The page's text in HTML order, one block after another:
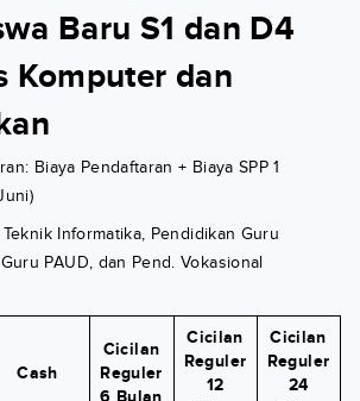
Baru S1 dan D4
Komputer dan
Biaya Pendaftaran + Biaya SPP 1
Teknik Informatika, Pendidikan Guru
PAUD, dan Pend. Vokasional
Cash
Cicilan
Reguler
Cicilan
Reguler
12
Cicilan
Reguler
24